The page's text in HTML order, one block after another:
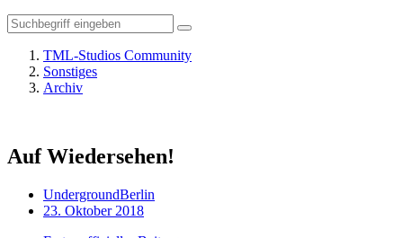
TML-Studios Community
Sonstiges
Archiv
Auf Wiedersehen!
UndergroundBerlin
23. Oktober 2018